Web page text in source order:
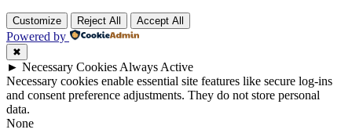
Customize Reject All Accept All
Powered by
✖
► Necessary Cookies Always Active
Necessary cookies enable essential site features like secure log-ins
and consent preference adjustments. They do not store personal
data.
None